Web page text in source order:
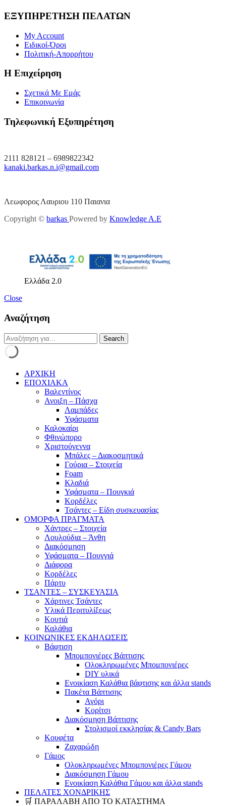
ΕΞΥΠΗΡΕΤΗΣΗ ΠΕΛΑΤΩΝ
My Account
Ειδικοί-Όροι
Πολιτική-Απορρήτου
Η Επιχείρηση
Σχετικά Με Εμάς
Επικοινωνία
Τηλεφωνική Εξυπηρέτηση
2111 828121 – 6989822342
kanaki.barkas.n.i@gmail.com
Λεωφορος Λαυριου 110 Παιανια
Copyright © barkas Powered by Knowledge A.E
Ελλάδα 2.0
Close
Αναζήτηση
ΑΡΧΙΚΗ
ΕΠΟΧΙΑΚΑ
Βαλεντίνος
Ανοιξη – Πάσχα
Λαμπάδες
Υφάσματα
Καλοκαίρι
Φθινώπορο
Χριστούγεννα
Μπάλες – Διακοσμητικά
Γούρια – Στοιχεία
Foam
Κλαδιά
Υφάσματα – Πουγκιά
Κορδέλες
Τσάντες – Είδη συσκευασίας
ΟΜΟΡΦΑ ΠΡΑΓΜΑΤΑ
Χάντρες – Στοιχεία
Λουλούδια – Άνθη
Διακόσμηση
Υφάσματα – Πουγγιά
Διάφορα
Κορδέλες
Πάρτυ
ΤΣΑΝΤΕΣ – ΣΥΣΚΕΥΑΣΙΑ
Χάρτινες Τσάντες
Υλικά Περιτυλίξεως
Κουτιά
Καλάθια
ΚΟΙΝΩΝΙΚΕΣ ΕΚΔΗΛΩΣΕΙΣ
Βάφτιση
Μπομπονιέρες Βάπτισης
Ολοκληρωμένες Μπομπονιέρες
DIY υλικά
Ενοικίαση Καλάθια βάφτισης και άλλα stands
Πακέτα Βάπτισης
Αγόρι
Κορίτσι
Διακόσμηση Βάπτισης
Στολισμοί εκκλησίας & Candy Bars
Κουφέτα
Ζαχαρώδη
Γάμος
Ολοκληρωμένες Μπομπονιέρες Γάμου
Διακόσμηση Γάμου
Ενοικίαση Καλάθια Γάμου και άλλα stands
ΠΕΛΑΤΕΣ ΧΟΝΔΡΙΚΗΣ
🛒 ΠΑΡΑΛΑΒΗ ΑΠΟ ΤΟ ΚΑΤΑΣΤΗΜΑ